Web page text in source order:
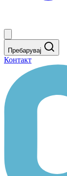
Пребарувај
Контакт